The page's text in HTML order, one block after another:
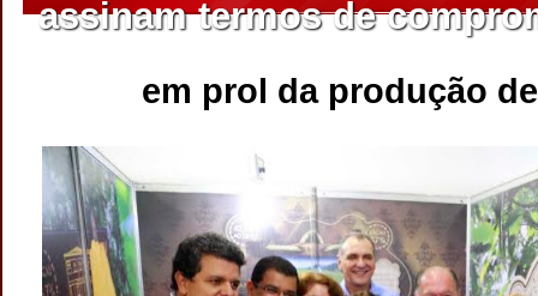
assinam termos de
em prol da produção